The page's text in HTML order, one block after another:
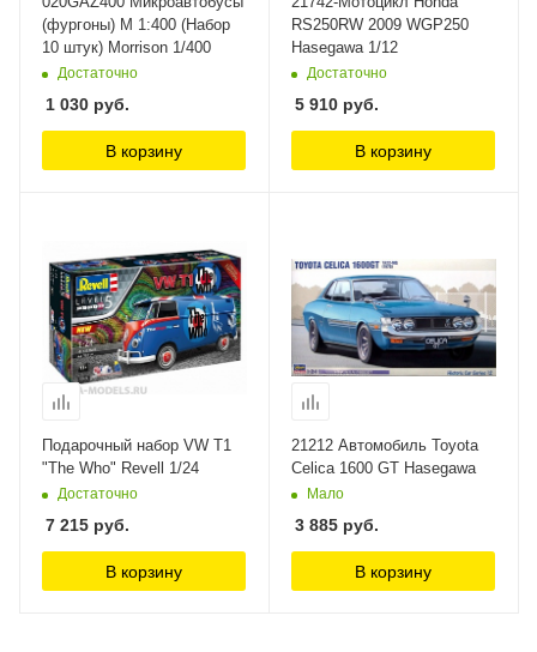
(фургоны) М 1:400 (Набор
10 штук) Morrison 1/400
Достаточно
1 030 руб.
В корзину
RS250RW 2009 WGP250
Hasegawa 1/12
Достаточно
5 910 руб.
В корзину
Подарочный набор VW T1
"The Who" Revell 1/24
Достаточно
7 215 руб.
В корзину
21212 Автомобиль Toyota
Celica 1600 GT Hasegawa
Мало
3 885 руб.
В корзину